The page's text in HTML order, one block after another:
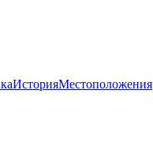
ИсторияМестоположения